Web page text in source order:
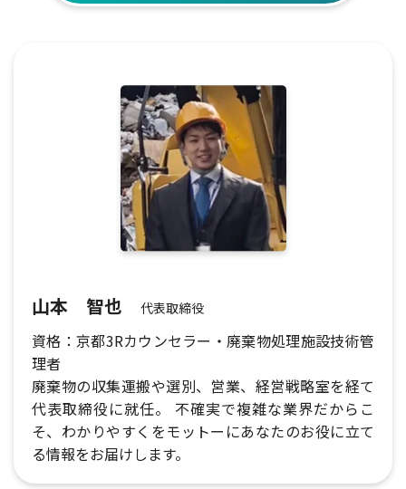
山本 智也 代表取締役
資格：京都3Rカウンセラー・廃棄物処理施設技術管
理者
廃棄物の収集運搬や選別、営業、経営戦略室を経て
代表取締役に就任。 不確実で複雑な業界だからこ
そ、わかりやすくをモットーにあなたのお役に立て
る情報をお届けします。